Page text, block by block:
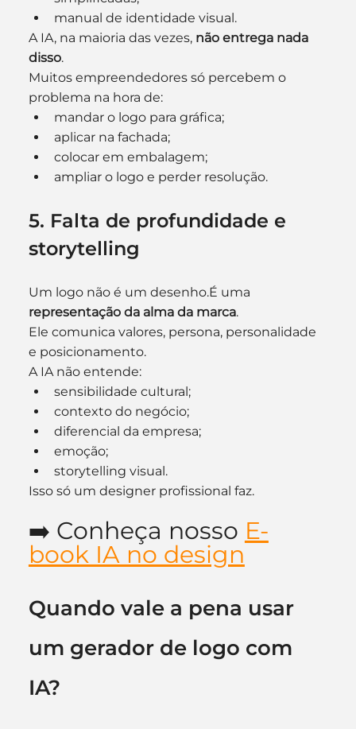
manual de identidade visual.
A IA, na maioria das vezes, não entrega nada
disso.
Muitos empreendedores só percebem o
problema na hora de:
mandar o logo para gráfica;
aplicar na fachada;
colocar em embalagem;
ampliar o logo e perder resolução.
5. Falta de profundidade e
storytelling
Um logo não é um desenho.É uma
representação da alma da marca.
Ele comunica valores, persona, personalidade
e posicionamento.
A IA não entende:
sensibilidade cultural;
contexto do negócio;
diferencial da empresa;
emoção;
storytelling visual.
Isso só um designer profissional faz.
➡️ Conheça nosso E-
book IA no design
Quando vale a pena usar
um gerador de logo com
IA?